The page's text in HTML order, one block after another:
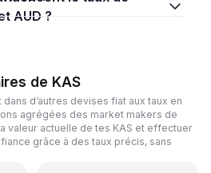
AUD ?
de KAS
d’autres devises fiat aux taux en
agrégées des market makers de
valeur actuelle de tes KAS et effectuer
grâce à des taux précis, sans